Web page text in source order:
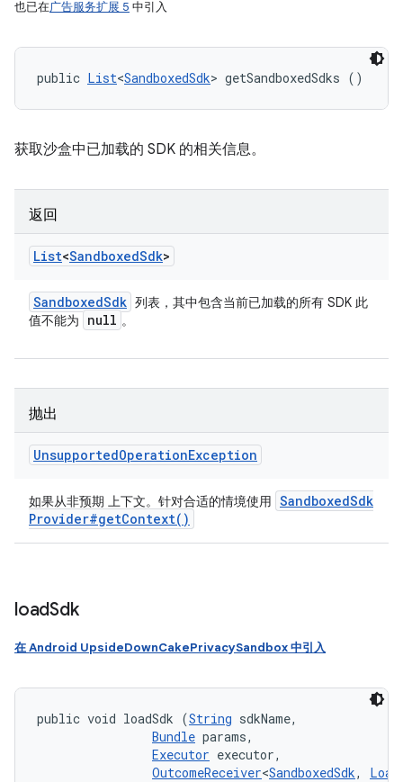
也已在广告服务扩展 5 中引入
public List<SandboxedSdk> getSandboxedSdks ()
获取沙盒中已加载的 SDK 的相关信息。
返回
List<SandboxedSdk>
SandboxedSdk 列表，其中包含当前已加载的所有 SDK 此
值不能为
null 。
抛出
UnsupportedOperationException
如果从非预期 上下文。针对合适的情境使用 SandboxedSdk
Provider#getContext( )
loadSdk
在 Android UpsideDownCakePrivacySandbox 中引入
public void loadSdk (String sdkName,
Bundle params,
Executor executor,
OutcomeReceiver<SandboxedSdk,